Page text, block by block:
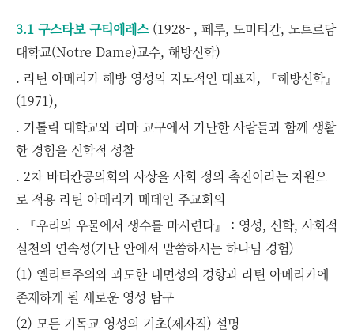
3.1 구스타보 구티에레스(1928- , 페루, 도미티칸, 노트르담
대학교(Notre Dame)교수, 해방신학)
. 라틴 아메리카 해방 영성의 지도적인 대표자, 『해방신학』
(1971),
. 가톨릭 대학교와 리마 교구에서 가난한 사람들과 함께 생활
한 경험을 신학적 성찰
. 2차 바티칸공의회의 사상을 사회 정의 촉진이라는 차원으
로 적용 라틴 아메리카 메데인 주교회의
. 『우리의 우물에서 생수를 마시련다』 : 영성, 신학, 사회적
실천의 연속성(가난 안에서 말씀하시는 하나님 경험)
(1) 엘리트주의와 과도한 내면성의 경향과 라틴 아메리카에
존재하게 될 새로운 영성 탐구
(2) 모든 기독교 영성의 기초(제자직) 설명